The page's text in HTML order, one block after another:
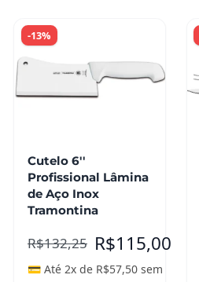
-13%
Cutelo 6''
Profissional Lâmina
de Aço Inox
Tramontina
R$132,25 R$115,00
💳 Até 2x de R$57,50 sem